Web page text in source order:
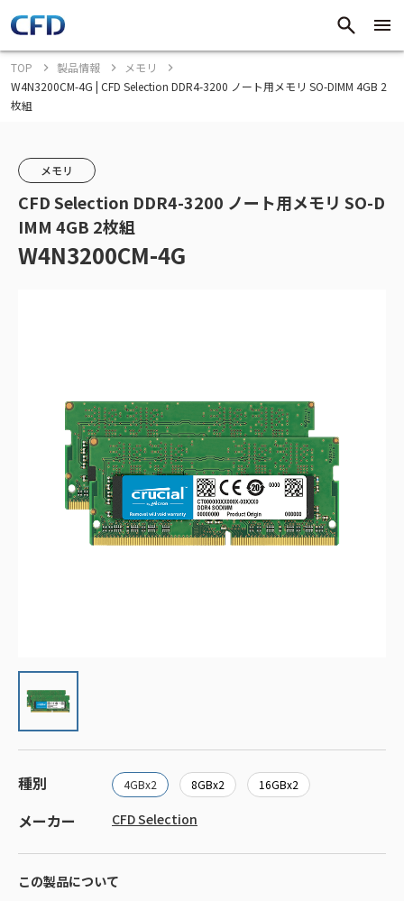
TOP 製品情報
メモリ
W4N3200CM-4G | CFD Selection DDR4-3200 ノート用メモリ SO-DIMM 4GB 2
枚組
メモリ
CFD Selection DDR4-3200 ノート用メモリ SO-D
IMM 4GB 2枚組
W4N3200CM-4G
種別 4GBx2 8GBx2 16GBx2
メーカー CFD Selection
この製品について